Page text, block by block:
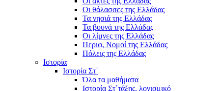
Οι θάλασσες της Ελλάδας
Τα νησιά της Ελλάδας
Τα βουνά της Ελλάδας
Οι λίμνες της Ελλάδας
Περιφ, Νομοί της Ελλάδας
Πόλεις της Ελλάδας
Ιστορία
Ιστορία Στ΄
Όλα τα μαθήματα
Ιστορία Στ΄τάξης, λογισμικό